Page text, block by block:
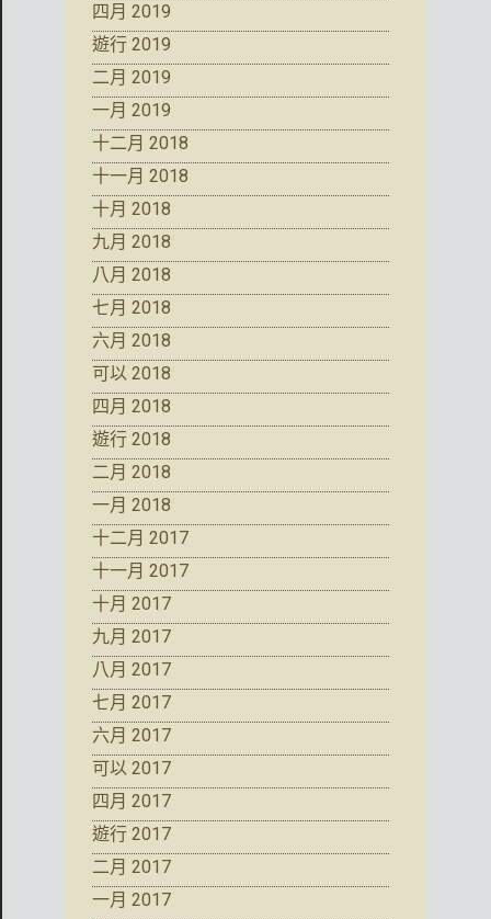
四月 2019
遊行 2019
二月 2019
一月 2019
十二月 2018
十一月 2018
十月 2018
九月 2018
八月 2018
七月 2018
六月 2018
可以 2018
四月 2018
遊行 2018
二月 2018
一月 2018
十二月 2017
十一月 2017
十月 2017
九月 2017
八月 2017
七月 2017
六月 2017
可以 2017
四月 2017
遊行 2017
二月 2017
一月 2017